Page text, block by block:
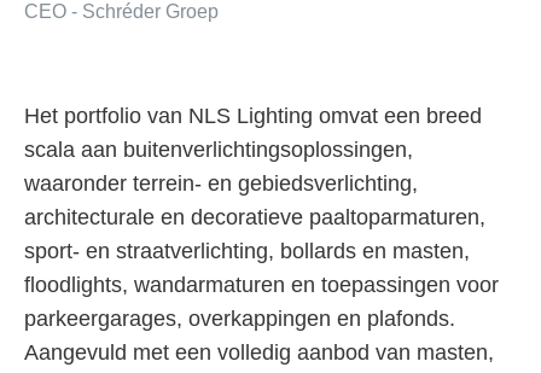
CEO - Schréder Groep
Het portfolio van NLS Lighting omvat een breed
scala aan buitenverlichtingsoplossingen,
waaronder terrein- en gebiedsverlichting,
architecturale en decoratieve paaltoparmaturen,
sport- en straatverlichting, bollards en masten,
floodlights, wandarmaturen en toepassingen voor
parkeergarages, overkappingen en plafonds.
Aangevuld met een volledig aanbod van masten,